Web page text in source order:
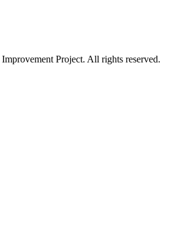
Project. All rights reserved.